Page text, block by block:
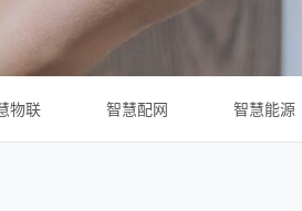
物联 智慧配网 智慧能源